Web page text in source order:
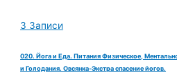
3 Записи
020. Йога и Еда. Питания Физическое,
и Голодания. Овсянка-Экстра спасение йогов.